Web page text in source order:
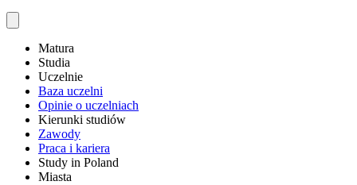
Matura
Studia
Uczelnie
Baza uczelni
Opinie o uczelniach
Kierunki studiów
Zawody
Praca i kariera
Study in Poland
Miasta